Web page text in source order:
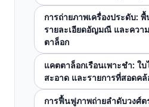
การถ่ายภาพเครื่องประดับ:
รายละเอียดอัญมณี และควา
ตาล็อก
แคตตาล็อกเรือนเพาะชำ: ใ
สะอาด และรายการที่สอดค
การฟื้นฟูภาพถ่ายลำดับวงศ์ต